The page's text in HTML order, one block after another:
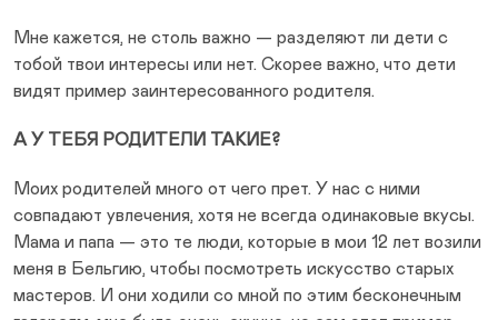
Мне кажется, не столь важно — разделяют ли дети с
тобой твои интересы или нет. Скорее важно, что дети
видят пример заинтересованного родителя.
А У ТЕБЯ РОДИТЕЛИ ТАКИЕ?
Моих родителей много от чего прет. У нас с ними
совпадают увлечения, хотя не всегда одинаковые вкусы.
Мама и папа — это те люди, которые в мои 12 лет возили
меня в Бельгию, чтобы посмотреть искусство старых
мастеров. И они ходили со мной по этим бесконечным